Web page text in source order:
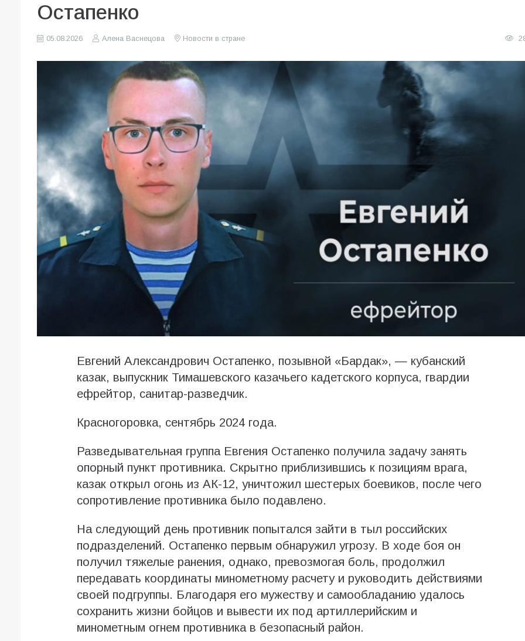
Остапенко
05.08.2026 Алена Васнецова Новости в стране
Евгений Александрович Остапенко, позывной «Бардак», — кубанский
казак, выпускник Тимашевского казачьего кадетского корпуса, гвардии
ефрейтор, санитар-разведчик.
Красногоровка, сентябрь 2024 года.
Разведывательная группа Евгения Остапенко получила задачу занять
опорный пункт противника. Скрытно приблизившись к позициям врага,
казак открыл огонь из АК-12, уничтожил шестерых боевиков, после чего
сопротивление противника было подавлено.
На следующий день противник попытался зайти в тыл российских
подразделений. Остапенко первым обнаружил угрозу. В ходе боя он
получил тяжелые ранения, однако, превозмогая боль, продолжил
передавать координаты минометному расчету и руководить действиями
своей подгруппы. Благодаря его мужеству и самообладанию удалось
сохранить жизни бойцов и вывести их под артиллерийским и
минометным огнем противника в безопасный район.